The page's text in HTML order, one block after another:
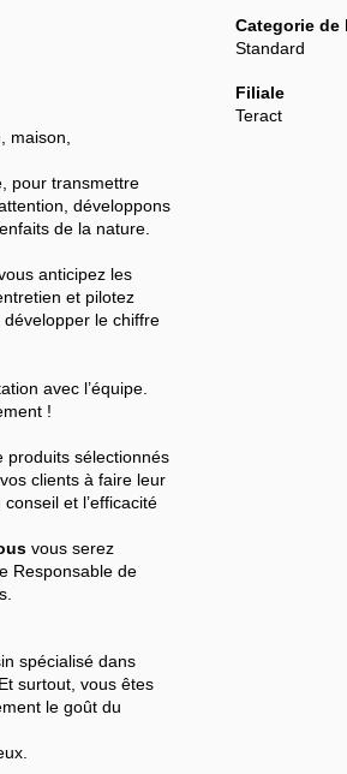
maison,
pour transmettre
développons
de la nature.
anticipez les
et pilotez
le chiffre
avec l’équipe.
!
produits sélectionnés
clients à faire leur
et l’efficacité
vous serez
Responsable de
spécialisé dans
surtout, vous êtes
le goût du
Categorie de
Standard
Filiale
Teract